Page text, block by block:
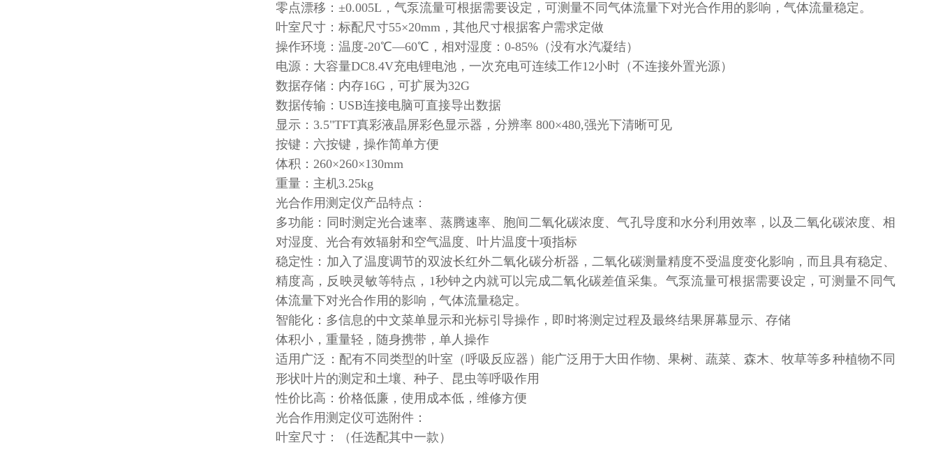
零点漂移：±0.005L，气泵流量可根据需要设定，可测量不同气体流量下对光合作用的影响，气体流量稳定。
叶室尺寸：标配尺寸55×20mm，其他尺寸根据客户需求定做
操作环境：温度-20℃—60℃，相对湿度：0-85%（没有水汽凝结）
电源：大容量DC8.4V充电锂电池，一次充电可连续工作12小时（不连接外置光源）
数据存储：内存16G，可扩展为32G
数据传输：USB连接电脑可直接导出数据
显示：3.5"TFT真彩液晶屏彩色显示器，分辨率 800×480,强光下清晰可见
按键：六按键，操作简单方便
体积：260×260×130mm
重量：主机3.25kg
光合作用测定仪产品特点：
多功能：同时测定光合速率、蒸腾速率、胞间二氧化碳浓度、气孔导度和水分利用效率，以及二氧化碳浓度、相
对湿度、光合有效辐射和空气温度、叶片温度十项指标
稳定性：加入了温度调节的双波长红外二氧化碳分析器，二氧化碳测量精度不受温度变化影响，而且具有稳定、
精度高，反映灵敏等特点，1秒钟之内就可以完成二氧化碳差值采集。气泵流量可根据需要设定，可测量不同气
体流量下对光合作用的影响，气体流量稳定。
智能化：多信息的中文菜单显示和光标引导操作，即时将测定过程及最终结果屏幕显示、存储
体积小，重量轻，随身携带，单人操作
适用广泛：配有不同类型的叶室（呼吸反应器）能广泛用于大田作物、果树、蔬菜、森木、牧草等多种植物不同
形状叶片的测定和土壤、种子、昆虫等呼吸作用
性价比高：价格低廉，使用成本低，维修方便
光合作用测定仪可选附件：
叶室尺寸：（任选配其中一款）